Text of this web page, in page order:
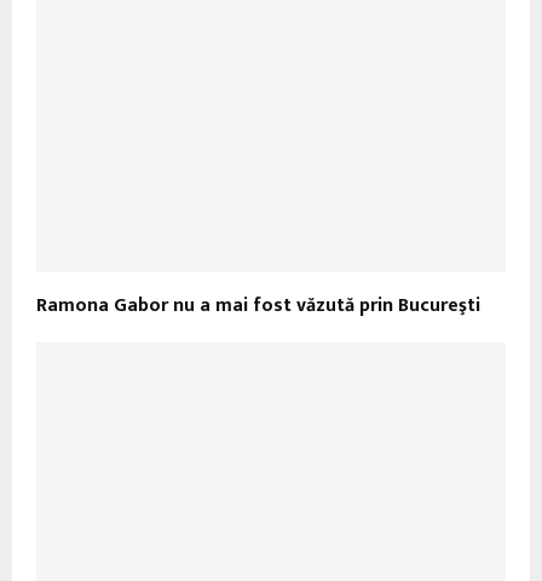
Ramona Gabor nu a mai fost văzută prin Bucureşti